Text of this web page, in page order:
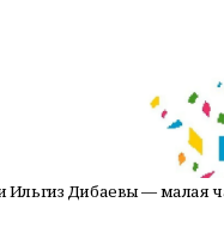
Ильгиз Дибаевы — малая